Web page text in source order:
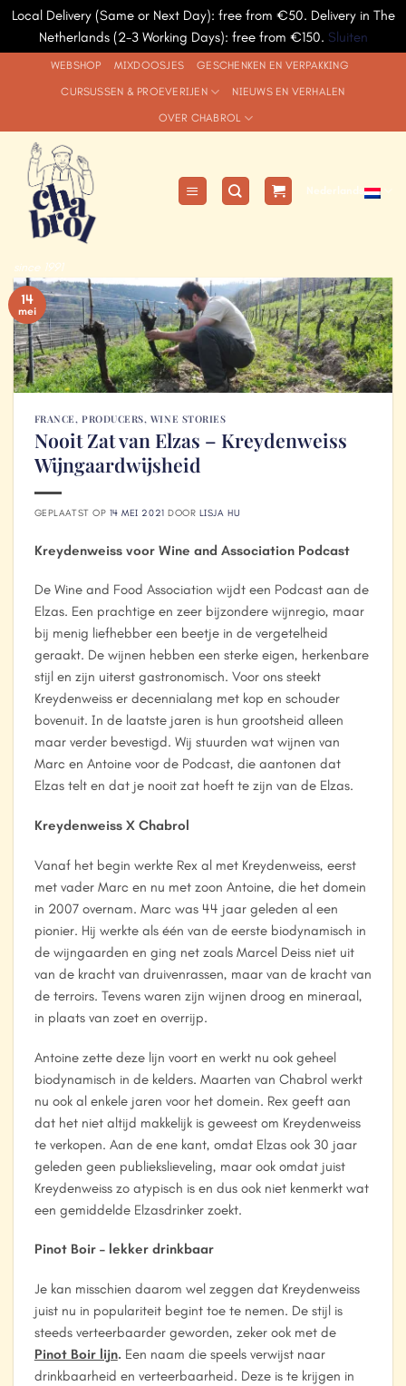
Local Delivery (Same or Next Day): free from €50. Delivery in The
Netherlands (2-3 Working Days): free from €150. Sluiten
WEBSHOP MIXDOOSJES GESCHENKEN EN VERPAKKING
CURSUSSEN & PROEVERIJEN NIEUWS EN VERHALEN
OVER CHABROL
since 1991
Nederlands
14
mei
FRANCE,PRODUCERS, WINE STORIES
Nooit Zat van Elzas – Kreydenweiss
Wijngaardwijsheid
GEPLAATST OP 14 MEI 2021 DOOR LISJA HU
Kreydenweiss voor Wine and Association Podcast
De Wine and Food Association wijdt een Podcast aan de
Elzas. Een prachtige en zeer bijzondere wijnregio, maar
bij menig liefhebber een beetje in de vergetelheid
geraakt. De wijnen hebben een sterke eigen, herkenbare
stijl en zijn uiterst gastronomisch. Voor ons steekt
Kreydenweiss er decennialang met kop en schouder
bovenuit. In de laatste jaren is hun grootsheid alleen
maar verder bevestigd. Wij stuurden wat wijnen van
Marc en Antoine voor de Podcast, die aantonen dat
Elzas telt en dat je nooit zat hoeft te zijn van de Elzas.
Kreydenweiss X Chabrol
Vanaf het begin werkte Rex al met Kreydenweiss, eerst
met vader Marc en nu met zoon Antoine, die het domein
in 2007 overnam. Marc was 44 jaar geleden al een
pionier. Hij werkte als één van de eerste biodynamisch in
de wijngaarden en ging net zoals Marcel Deiss niet uit
van de kracht van druivenrassen, maar van de kracht van
de terroirs. Tevens waren zijn wijnen droog en mineraal,
in plaats van zoet en overrijp.
Antoine zette deze lijn voort en werkt nu ook geheel
biodynamisch in de kelders. Maarten van Chabrol werkt
nu ook al enkele jaren voor het domein. Rex geeft aan
dat het niet altijd makkelijk is geweest om Kreydenweiss
te verkopen. Aan de ene kant, omdat Elzas ook 30 jaar
geleden geen publiekslieveling, maar ook omdat juist
Kreydenweiss zo atypisch is en dus ook niet kenmerkt wat
een gemiddelde Elzasdrinker zoekt.
Pinot Boir – lekker drinkbaar
Je kan misschien daarom wel zeggen dat Kreydenweiss
juist nu in populariteit begint toe te nemen. De stijl is
steeds verteerbaarder geworden, zeker ook met de
Pinot Boir lijn. Een naam die speels verwijst naar
drinkbaarheid en verteerbaarheid. Deze is te krijgen in